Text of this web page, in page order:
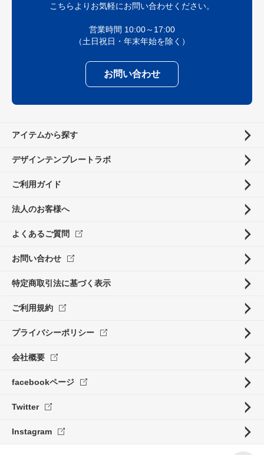
こちらよりお気軽にお問い合わせください。
営業時間 10:00～17:00
（土日祝日・年末年始を除く）
お問い合わせ
アイテムから探す
デザインテンプレートラボ
ご利用ガイド
法人のお客様へ
よくあるご質問
お問い合わせ
特定商取引法に基づく表示
ご利用規約
プライバシーポリシー
会社概要
facebookページ
Twitter
Instagram